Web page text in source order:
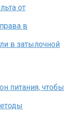
от
в
в затылочной
питания, чтобы